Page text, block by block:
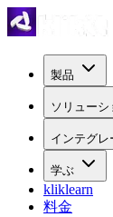
製品
ソリューシ
インテグレ
学ぶ
kliklearn
料金